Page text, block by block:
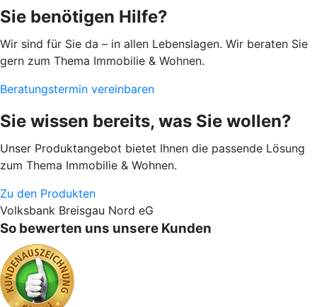
Sie benötigen Hilfe?
Wir sind für Sie da – in allen Lebenslagen. Wir beraten Sie
gern zum Thema Immobilie & Wohnen.
Beratungstermin vereinbaren
Sie wissen bereits, was Sie wollen?
Unser Produktangebot bietet Ihnen die passende Lösung
zum Thema Immobilie & Wohnen.
Zu den Produkten
Volksbank Breisgau Nord eG
So bewerten uns unsere Kunden